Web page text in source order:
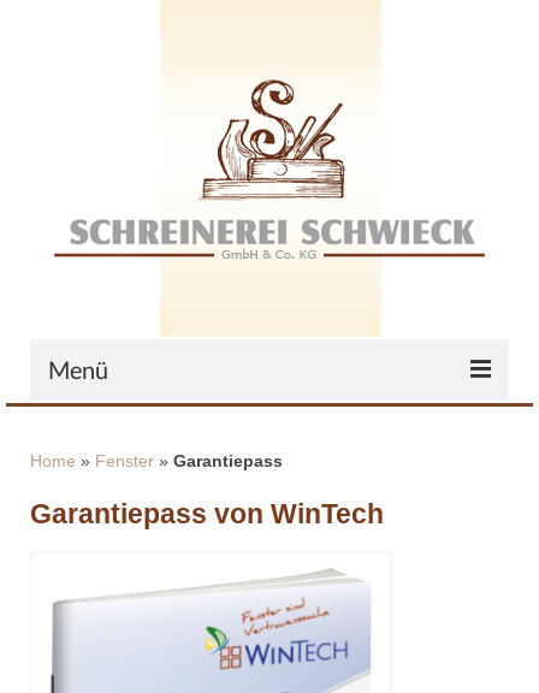
Menü
Zertifikate
Holztreppen
Home » Fenster » Garantiepass
Garantiepass von WinTech